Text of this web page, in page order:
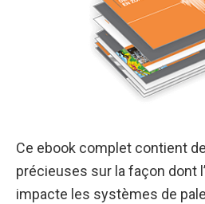
Ce ebook complet contient
précieuses sur la façon dont
impacte les systèmes de